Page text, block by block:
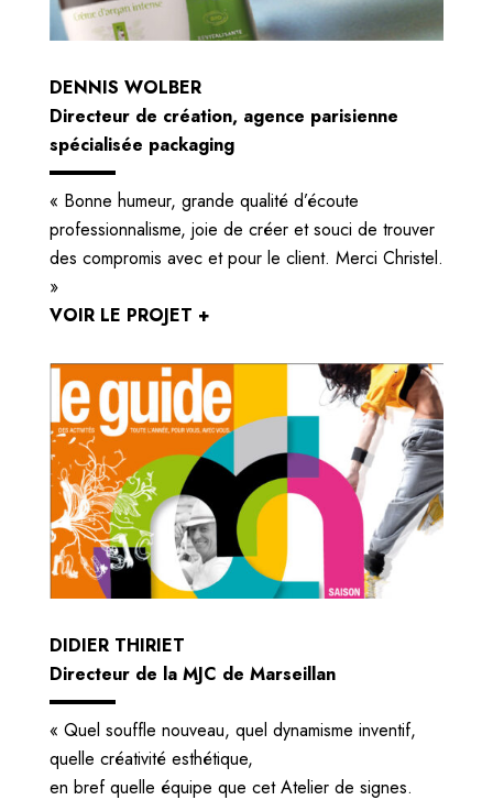
DENNIS WOLBER
Directeur de création, agence parisienne
spécialisée packaging
« Bonne humeur, grande qualité d’écoute
professionnalisme, joie de créer et souci de trouver
des compromis avec et pour le client. Merci Christel.
»
VOIR LE PROJET +
DIDIER THIRIET
Directeur de la MJC de Marseillan
« Quel souffle nouveau, quel dynamisme inventif,
quelle créativité esthétique,
en bref quelle équipe que cet Atelier de signes.